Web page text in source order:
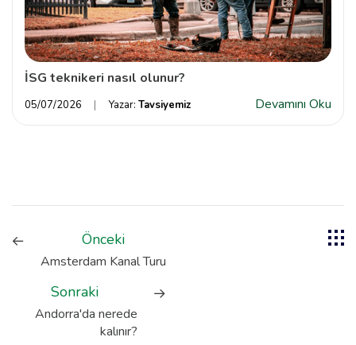
İSG teknikeri nasıl olunur?
05/07/2026 Yazar: Tavsiyemiz Devamını Oku
Önceki
Amsterdam Kanal Turu
Sonraki
Andorra'da nerede
kalınır?